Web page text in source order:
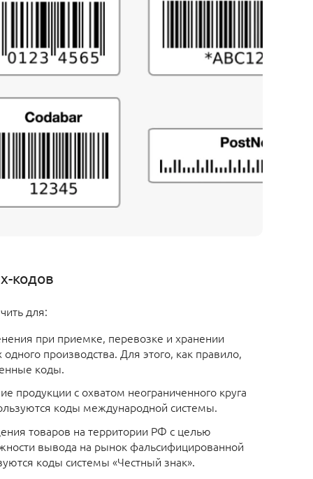
кодов
для:
при приемке, перевозке и хранении
производства. Для этого, как правило,
коды.
продукции с охватом неограниченного круга
коды международной системы.
товаров на территории РФ с целью
вывода на рынок фальсифицированной
коды системы «Честный знак».